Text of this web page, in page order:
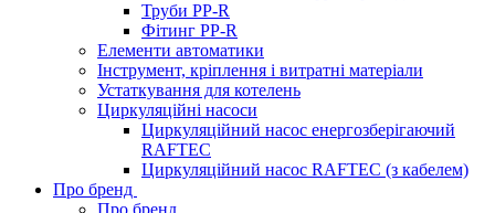
Труби PP-R
Фітинг PP-R
Елементи автоматики
Інструмент, кріплення і витратні матеріали
Устаткування для котелень
Циркуляційні насоси
Циркуляційний насос енергозберігаючий
RAFTEC
Циркуляційний насос RAFTEC (з кабелем)
Про бренд
Про бренд